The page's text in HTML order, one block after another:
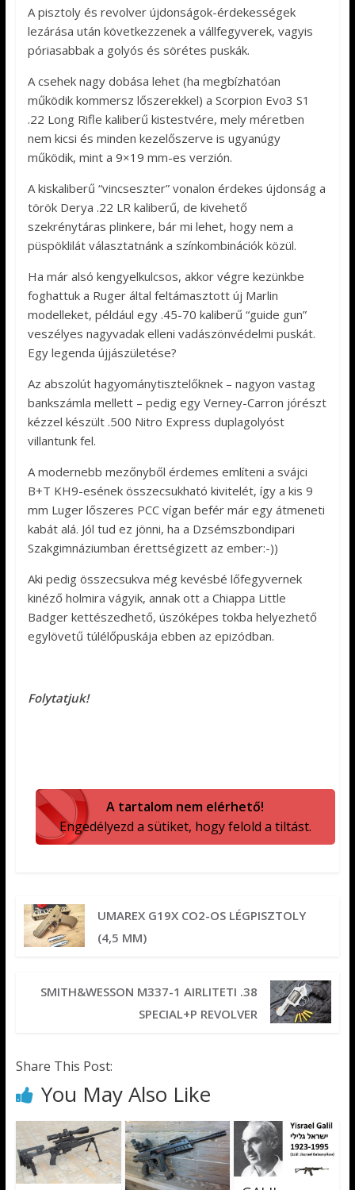
A pisztoly és revolver újdonságok-érdekességek
lezárása után következzenek a vállfegyverek, vagyis
póriasabbak a golyós és sörétes puskák.
A csehek nagy dobása lehet (ha megbízhatóan
működik kommersz lőszerekkel) a Scorpion Evo3 S1
.22 Long Rifle kaliberű kistestvére, mely méretben
nem kicsi és minden kezelőszerve is ugyanúgy
működik, mint a 9×19 mm-es verzión.
A kiskaliberű “vincseszter” vonalon érdekes újdonság a
török Derya .22 LR kaliberű, de kivehető
szekrénytáras plinkere, bár mi lehet, hogy nem a
püspöklilát választatnánk a színkombinációk közül.
Ha már alsó kengyelkulcsos, akkor végre kezünkbe
foghattuk a Ruger által feltámasztott új Marlin
modelleket, például egy .45-70 kaliberű “guide gun”
veszélyes nagyvadak elleni vadászönvédelmi puskát.
Egy legenda újjászületése?
Az abszolút hagyománytisztelőknek – nagyon vastag
bankszámla mellett – pedig egy Verney-Carron jórészt
kézzel készült .500 Nitro Express duplagolyóst
villantunk fel.
A modernebb mezőnyből érdemes említeni a svájci
B+T KH9-esének összecsukható kivitelét, így a kis 9
mm Luger lőszeres PCC vígan befér már egy átmeneti
kabát alá. Jól tud ez jönni, ha a Dzsémszbondipari
Szakgimnáziumban érettségizett az ember:-))
Aki pedig összecsukva még kevésbé lőfegyvernek
kinéző holmira vágyik, annak ott a Chiappa Little
Badger kettészedhető, úszóképes tokba helyezhető
egylövetű túlélőpuskája ebben az epizódban.
Folytatjuk!
A tartalom nem elérhető!
Engedélyezd a sütiket, hogy felold a tiltást.
UMAREX G19X CO2-OS LÉGPISZTOLY
(4,5 MM)
SMITH&WESSON M337-1 AIRLITETI .38
SPECIAL+P REVOLVER
Share This Post:
You May Also Like